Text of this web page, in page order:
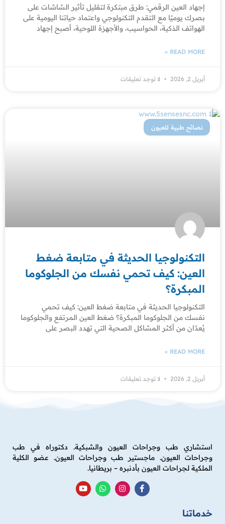
إجهاد العين الرقمي: طرق مبتكرة لتقليل تأثير الشاشات على
بصرك يوميًا مع التقدم التكنولوجي واعتماد حياتنا اليومية على
الهواتف الذكية، الحواسيب، والأجهزة اللوحية، أصبح إجهاد
READ MORE »
أبريل 2, 2026 لا توجد تعليقات
نصائح طبية للعيون
التكنولوجيا الحديثة في متابعة ضغط
العين: كيف تحمي نفسك من الجلوكوما
المبكرة؟
التكنولوجيا الحديثة في متابعة ضغط العين: كيف تحمي
نفسك من الجلوكوما المبكرة؟ ضغط العين المرتفع والجلوكوما
يُعدّان من أكثر المشاكل الصحية التي تهدد البصر على
READ MORE »
أبريل 2, 2026 لا توجد تعليقات
استشاري طب وجراحات العيون والشبكية. دكتوراه في طب
وجراحات العيون. ماجستير طب وجراحات العيون. عضو الكلية
الملكية لجراحات العيون بأدنبره – بريطانيا.
خدماتنا